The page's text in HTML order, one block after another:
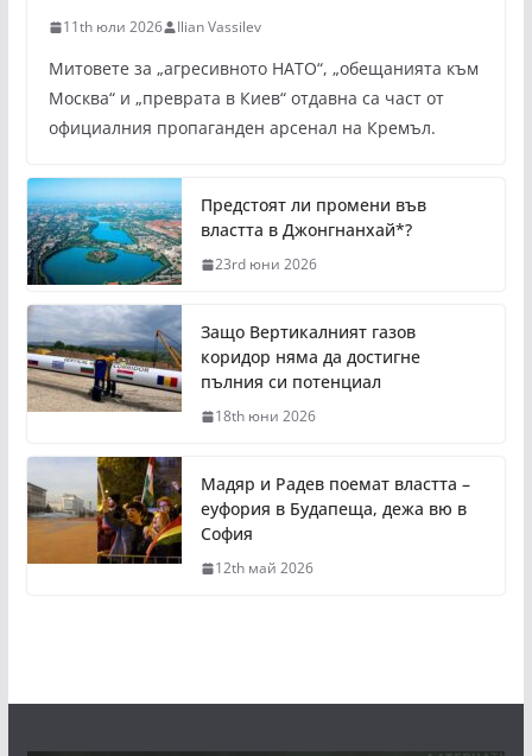
11th юли 2026 Ilian Vassilev
Митовете за „агресивното НАТО“, „обещанията към
Москва“ и „преврата в Киев“ отдавна са част от
официалния пропаганден арсенал на Кремъл.
Предстоят ли промени във
властта в Джонгнанхай*?
23rd юни 2026
Защо Вертикалният газов
коридор няма да достигне
пълния си потенциал
18th юни 2026
Мадяр и Радев поемат властта –
еуфория в Будапеща, дежа вю в
София
12th май 2026